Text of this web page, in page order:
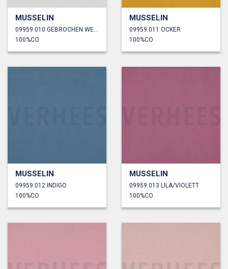
MUSSELIN
09959.010 GEBROCHEN WEISS
100%CO
MUSSELIN
09959.011 OCKER
100%CO
MUSSELIN
09959.012 INDIGO
100%CO
MUSSELIN
09959.013 LILA/VIOLETT
100%CO